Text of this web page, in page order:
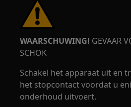
WAARSCHUWING! GEVAAR
SCHOK
Schakel het apparaat uit en
het stopcontact voordat u
onderhoud uitvoert.